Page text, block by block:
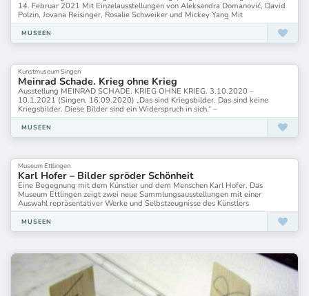
Marta Herford
Max Ernst Museum Brühl
Max Pechstein Museum
Mecklenburgisches Künstlerhaus Schloss Plüschow
Mudam Luxembourg
Museen Nikolaikirche
Museen Stade
Museen der Stadt Nürnberg
Museum Abtei-Liesborn
Museum Art.Plus
Museum August Kestner
Museum August Macke Haus
Museum Barberini
Museum Belvedere
Museum Berggruen
Museum Charlottenburg-Wilmersdorf
MuseumDKM
Museum Ettlingen
Museum Folkwang/ Essen
14. Februar 2021 Mit Einzelausstellungen von Aleksandra Domanović, David
Polzin, Jovana Reisinger, Rosalie Schweiker und Mickey Yang Mit
MUSEEN
Kunstmuseum Singen
Meinrad Schade. Krieg ohne Krieg
Ausstellung MEINRAD SCHADE. KRIEG OHNE KRIEG. 3.10.2020 –
10.1.2021 (Singen, 16.09.2020) „Das sind Kriegsbilder. Das sind keine
Kriegsbilder. Diese Bilder sind ein Widerspruch in sich.“ –
MUSEEN
Museum Ettlingen
Karl Hofer – Bilder spröder Schönheit
Eine Begegnung mit dem Künstler und dem Menschen Karl Hofer. Das
Museum Ettlingen zeigt zwei neue Sammlungsausstellungen mit einer
Auswahl repräsentativer Werke und Selbstzeugnisse des Künstlers
MUSEEN